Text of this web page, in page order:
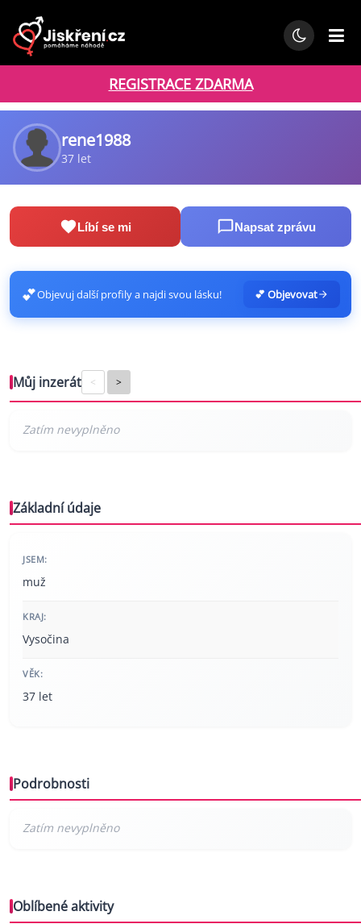
REGISTRACE ZDARMA
rene1988
37 let
Líbí se mi Napsat zprávu
💕Objevuj další profily a najdi svou lásku! 💕 Objevovat
Můj inzerát < >
Základní údaje
JSEM:
muž
KRAJ:
Vysočina
VĚK:
37 let
Podrobnosti
Oblíbené aktivity